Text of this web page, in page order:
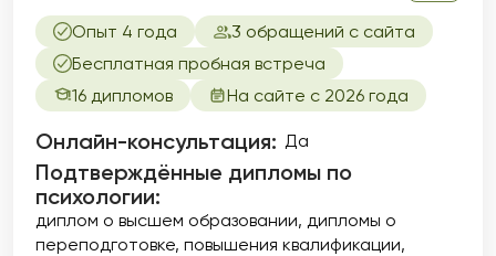
Опыт 4 года
3 обращений с сайта
Бесплатная пробная встреча
16 дипломов
На сайте с 2026 года
Онлайн-консультация: Да
Подтверждённые дипломы по
психологии:
диплом о высшем образовании дипломы о
переподготовке повышения квалификации